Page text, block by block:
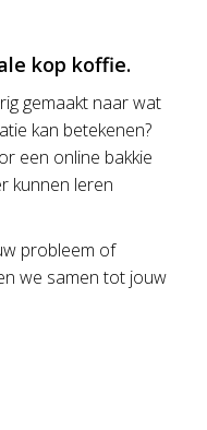
kop koffie.
gemaakt naar wat
kan betekenen?
een online bakkie
kunnen leren
probleem of
we samen tot jouw